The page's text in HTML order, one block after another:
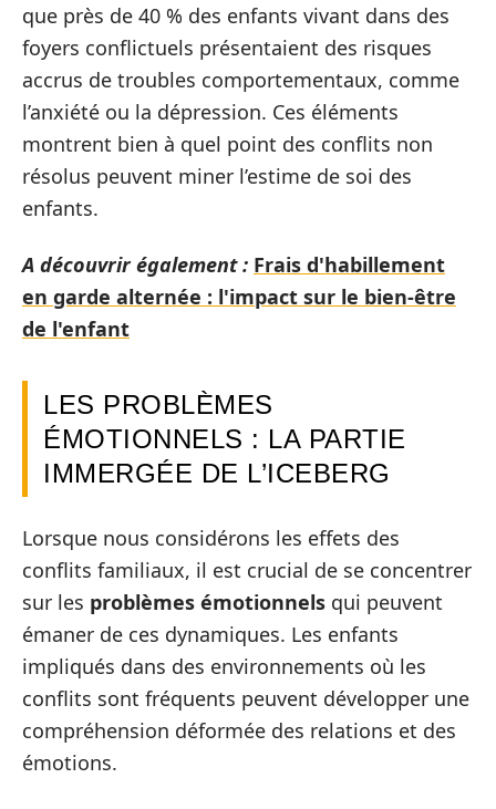
que près de 40 % des enfants vivant dans des
foyers conflictuels présentaient des risques
accrus de troubles comportementaux, comme
l’anxiété ou la dépression. Ces éléments
montrent bien à quel point des conflits non
résolus peuvent miner l’estime de soi des
enfants.
A découvrir également : Frais d'habillement
en garde alternée : l'impact sur le bien-être
de l'enfant
LES PROBLÈMES
ÉMOTIONNELS : LA PARTIE
IMMERGÉE DE L’ICEBERG
Lorsque nous considérons les effets des
conflits familiaux, il est crucial de se concentrer
sur les problèmes émotionnels qui peuvent
émaner de ces dynamiques. Les enfants
impliqués dans des environnements où les
conflits sont fréquents peuvent développer une
compréhension déformée des relations et des
émotions.